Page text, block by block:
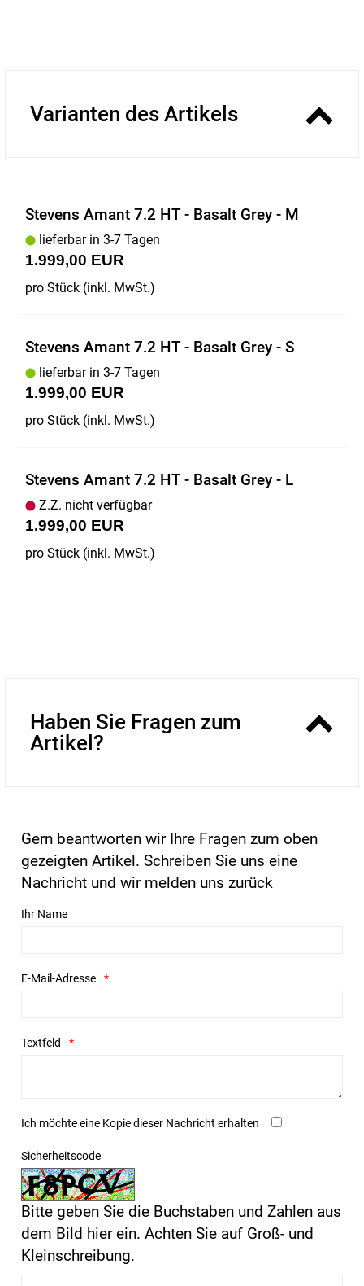
Varianten des Artikels
Stevens Amant 7.2 HT - Basalt Grey - M
lieferbar in 3-7 Tagen
1.999,00 EUR
pro Stück (inkl. MwSt.)
Stevens Amant 7.2 HT - Basalt Grey - S
lieferbar in 3-7 Tagen
1.999,00 EUR
pro Stück (inkl. MwSt.)
Stevens Amant 7.2 HT - Basalt Grey - L
Z.Z. nicht verfügbar
1.999,00 EUR
pro Stück (inkl. MwSt.)
Haben Sie Fragen zum
Artikel?
Gern beantworten wir Ihre Fragen zum oben
gezeigten Artikel. Schreiben Sie uns eine
Nachricht und wir melden uns zurück
Ihr Name
E-Mail-Adresse
Textfeld
Ich möchte eine Kopie dieser Nachricht erhalten
Sicherheitscode
Bitte geben Sie die Buchstaben und Zahlen aus
dem Bild hier ein. Achten Sie auf Groß- und
Kleinschreibung.